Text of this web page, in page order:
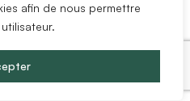
afin de nous permettre
que vous souhaitez. La
inclue pour chaque